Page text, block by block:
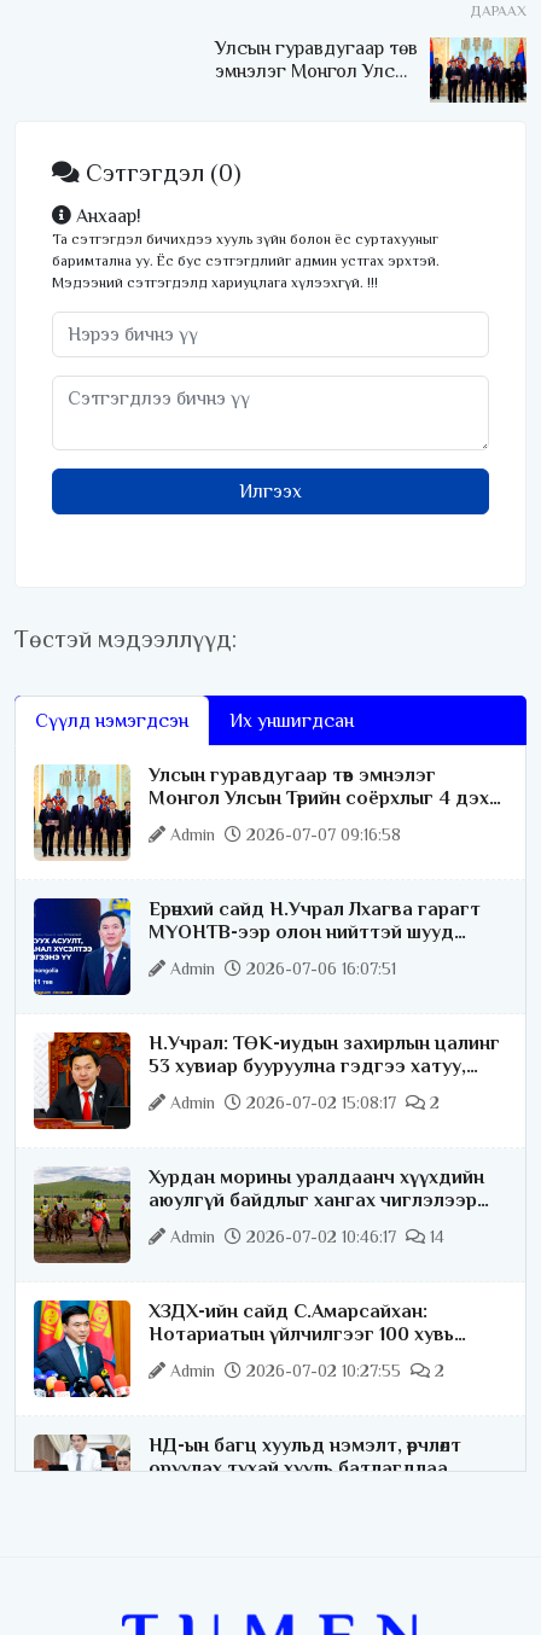
ДАРААХ
Улсын гуравдугаар төв
эмнэлэг Монгол Улсын
Сэтгэгдэл (0)
Анхаар!
Та сэтгэгдэл бичихдээ хууль зүйн болон ёс суртахууныг
баримтална уу. Ёс бус сэтгэгдлийг админ устгах эрхтэй.
Мэдээний сэтгэгдэлд хариуцлага хүлээхгүй. !!!
Илгээх
Төстэй мэдээллүүд:
Сүүлд нэмэгдсэн Их уншигдсан
Улсын гуравдугаар төв эмнэлэг
Монгол Улсын Төрийн соёрхлыг 4 дэх
Admin 2026-07-07 09:16:58
Ерөнхий сайд Н.Учрал Лхагва гарагт
МҮОНТВ-ээр олон нийттэй шууд
Admin 2026-07-06 16:07:51
Н.Учрал: ТӨК-иудын захирлын цалинг
53 хувиар бууруулна гэдгээ хатуу,
Admin 2026-07-02 15:08:17 2
Хурдан морины уралдаанч хүүхдийн
аюулгүй байдлыг хангах чиглэлээр
Admin 2026-07-02 10:46:17 14
ХЗДХ-ийн сайд С.Амарсайхан:
Нотариатын үйлчилгээг 100 хувь
Admin 2026-07-02 10:27:55 2
НД-ын багц хуульд нэмэлт, өөрчлөлт
оруулах тухай хууль батлагдлаа
хяналт тавина